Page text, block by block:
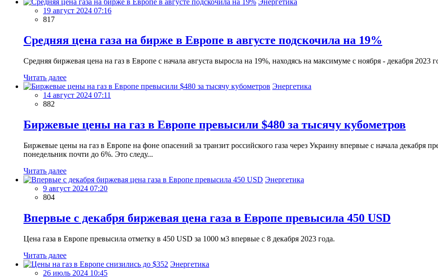
Энергетика
19 август 2024 07:16
817
Средняя цена газа на бирже в Европе в августе подскочила на 19%
Средняя биржевая цена на газ в Европе с начала августа выросла на 19%, находясь на максимуме с ноября - декабря 2023
Читать далее
Энергетика
14 август 2024 07:11
882
Биржевые цены на газ в Европе превысили $480 за тысячу кубометров
Биржевые цены на газ в Европе на фоне опасений за транзит российского газа через Украину впервые с начала декабря
понедельник почти до 6%. Это следу...
Читать далее
Энергетика
9 август 2024 07:20
804
Впервые с декабря биржевая цена газа в Европе превысила 450 USD
Цена газа в Европе превысила отметку в 450 USD за 1000 м3 впервые c 8 декабря 2023 года.
Читать далее
Энергетика
26 июль 2024 10:45